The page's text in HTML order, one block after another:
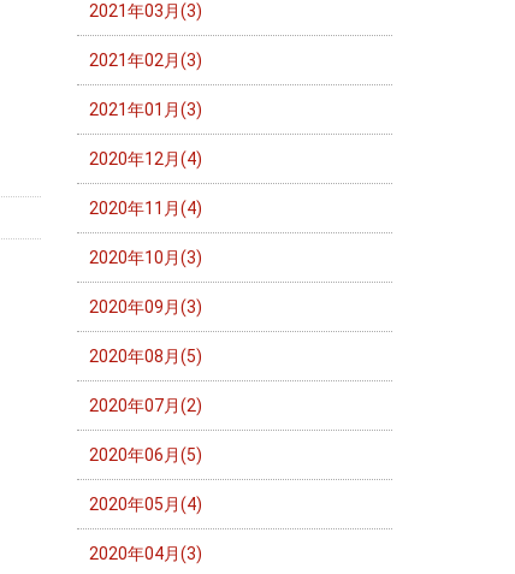
2021年03月(3)
2021年02月(3)
2021年01月(3)
2020年12月(4)
2020年11月(4)
2020年10月(3)
2020年09月(3)
2020年08月(5)
2020年07月(2)
2020年06月(5)
2020年05月(4)
2020年04月(3)